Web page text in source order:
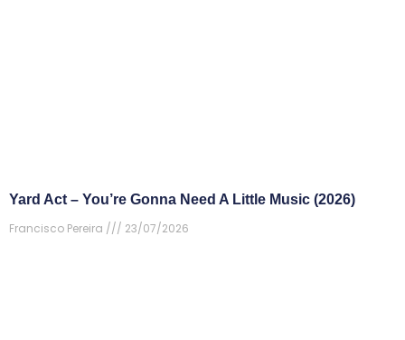
Yard Act – You’re Gonna Need A Little Music (2026)
Francisco Pereira
23/07/2026